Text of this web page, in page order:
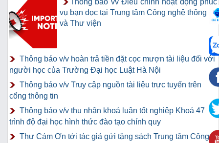
Thông báo vv Điều chỉnh hoạt động phục
vụ bạn đọc tại Trung tâm Công nghệ thông tin
và Thư viện
Thông báo v/v hoàn trả tiền đặt cọc mượn tài liệu đối với
người học của Trường Đại học Luật Hà Nội
Thông báo v/v Truy cập nguồn tài liệu trực tuyến trên
cổng thông tin
Thông báo v/v thu nhận khoá luận tốt nghiệp Khoá 47
trình độ đại học hình thức đào tạo chính quy
Thư Cảm Ơn tới tác giả gửi tặng sách Trung tâm Công